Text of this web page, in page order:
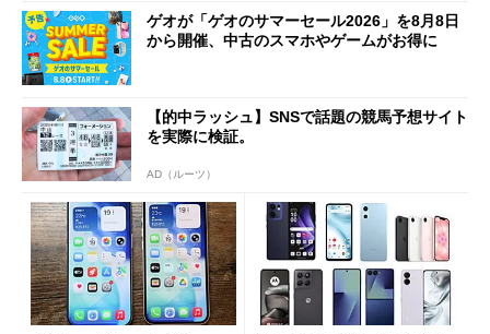
ゲオが「ゲオのサマーセール2026」を8月8日
から開催、中古のスマホやゲームがお得に
【的中ラッシュ】SNSで話題の競馬予想サイト
を実際に検証。
AD（ルーツ）